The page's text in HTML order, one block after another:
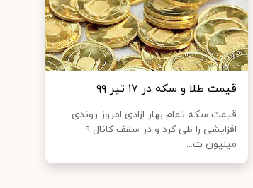
قیمت طلا و سکه در ۱۷ تیر ۹۹
قیمت سکه تمام بهار ازادی امروز روندی
افزایشی را طی کرد و در سقف کانال ۹
میلیون ت...